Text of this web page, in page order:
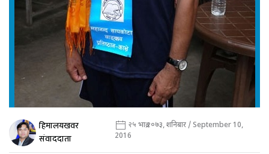
हिमालयखवर
संवाददाता
२५ भाद्र २०७३, शनिबार / September 10,
2016